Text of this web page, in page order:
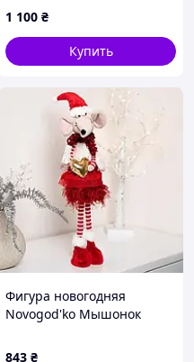
шампанское» 30 см,
керамика
1 100 ₴
Купить
Фигура новогодняя
Novogod'ko Мышонок
56 см
843 ₴